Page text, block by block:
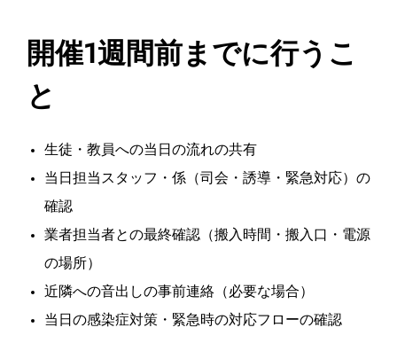
開催1週間前までに行うこ
と
生徒・教員への当日の流れの共有
当日担当スタッフ・係（司会・誘導・緊急対応）の
確認
業者担当者との最終確認（搬入時間・搬入口・電源
の場所）
近隣への音出しの事前連絡（必要な場合）
当日の感染症対策・緊急時の対応フローの確認